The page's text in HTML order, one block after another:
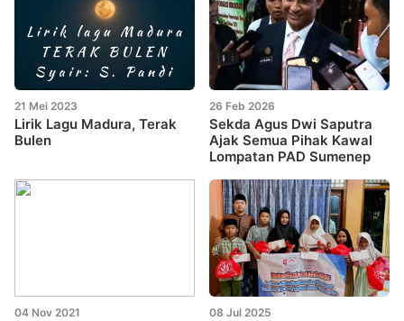
21 Mei 2023
Lirik Lagu Madura, Terak
Bulen
26 Feb 2026
Sekda Agus Dwi Saputra
Ajak Semua Pihak Kawal
Lompatan PAD Sumenep
04 Nov 2021 08 Jul 2025